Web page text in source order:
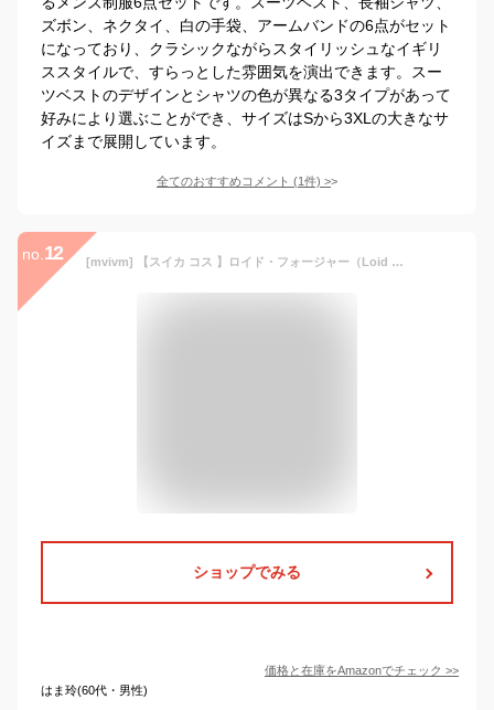
ズボン、ネクタイ、白の手袋、アームバンドの6点がセット
になっており、クラシックながらスタイリッシュなイギリ
ススタイルで、すらっとした雰囲気を演出できます。スー
ツベストのデザインとシャツの色が異なる3タイプがあって
好みにより選ぶことができ、サイズはSから3XLの大きなサ
イズまで展開しています。
全てのおすすめコメント (1件) >
no. 12 [mvivm] 【スイカ コス 】ロイド・フォージャー（Loid Forger） コスプレ衣装 +ウィッグ付き スパイファミリー 父 黄昏 たそがれ コスチューム 変身 仮装 変装 Cosplay 文化祭 学園祭 ハロウィン クリスマス 誕生日 忘年会 学園祭 L
ショップでみる
価格と在庫をAmazonでチェック >>
はま玲(60代・男性)